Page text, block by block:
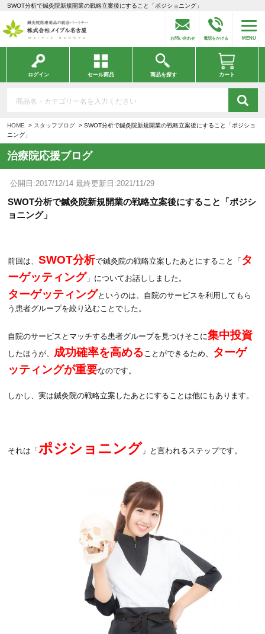
SWOT分析で鍼灸院新規開業の戦略立案後にすること「ポジショニング」
お問い合わせ 電話をかける MENU
ログイン セール商品 商品を探す カート
HOME スタッフブログ
SWOT分析で鍼灸院新規開業の戦略立案後にすること「ポジショ
ニング」
治療院応援ブログ
公開日:2017/12/14 最終更新日:2021/11/29
SWOT分析で鍼灸院新規開業の戦略立案後にすること「ポジシ
ョニング」
前回は、SWOT分析で鍼灸院の戦略立案したあとにすること「 タ
ーゲッティング 」についてお話ししました。
ターゲッティングというのは、自院のサービスを利用してもら
う患者グループを絞り込むことでした。
自院のサービスとマッチする患者グループを見つけそこに集中投資
したほうが、 成功確率を高める ことができるため、
ターゲ
ッティングが重要なのです。
しかし、実は鍼灸院の戦略立案したあとにすることは他にもあります。
それは「ポジショニング 」と言われるステップです。